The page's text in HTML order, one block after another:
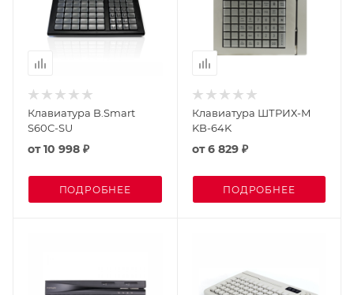
Клавиатура B.Smart
S60C-SU
от10 998 ₽
ПОДРОБНЕЕ
Клавиатура ШТРИХ-М
KB-64K
от6 829 ₽
ПОДРОБНЕЕ